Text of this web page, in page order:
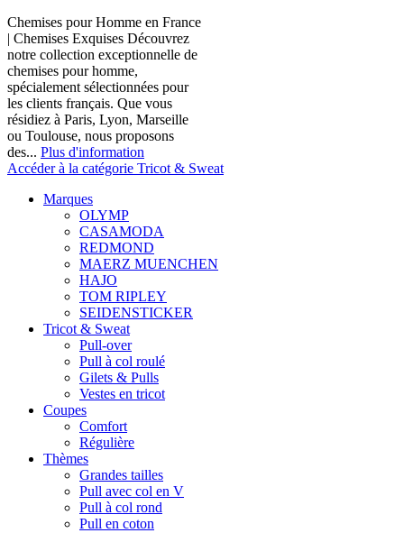
Chemises pour Homme en France
| Chemises Exquises Découvrez
notre collection exceptionnelle de
chemises pour homme,
spécialement sélectionnées pour
les clients français. Que vous
résidiez à Paris, Lyon, Marseille
ou Toulouse, nous proposons
des... Plus d'information
Accéder à la catégorie Tricot & Sweat
Marques
OLYMP
CASAMODA
REDMOND
MAERZ MUENCHEN
HAJO
TOM RIPLEY
SEIDENSTICKER
Tricot & Sweat
Pull-over
Pull à col roulé
Gilets & Pulls
Vestes en tricot
Coupes
Comfort
Régulière
Thèmes
Grandes tailles
Pull avec col en V
Pull à col rond
Pull en coton